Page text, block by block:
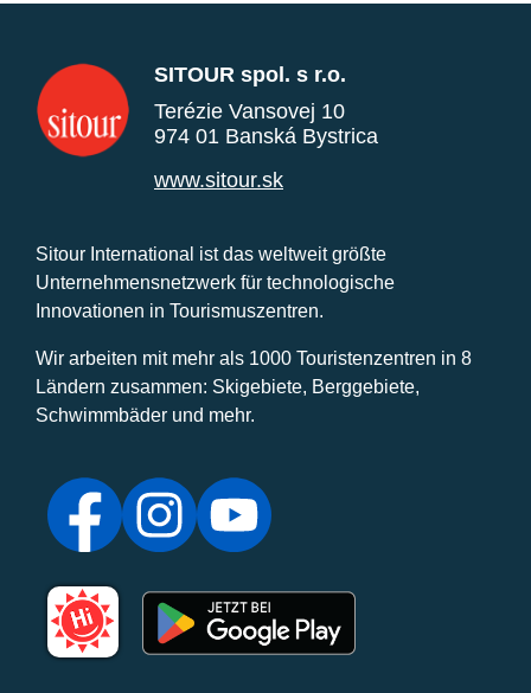
SITOUR spol. s r.o.
Terézie Vansovej 10
974 01 Banská Bystrica
www.sitour.sk
Sitour International ist das weltweit größte
Unternehmensnetzwerk für technologische
Innovationen in Tourismuszentren.
Wir arbeiten mit mehr als 1000 Touristenzentren in 8
Ländern zusammen: Skigebiete, Berggebiete,
Schwimmbäder und mehr.